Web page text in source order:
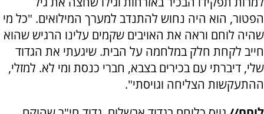
הפטור, הוא היה נחוש להתנדב למערך המילואים. "כל מי
שהיה לוחם וראה את האויבים שקמים עלינו הרגיש שהוא
חייב לקחת חלק במלחמה על הבית. שיגעתי את הגדוד
שלי, דיברתי עם בכירים בצבא, חברי כנסת ומי לא. למזלי,
ההתעקשות הצליחה וגויסתי".